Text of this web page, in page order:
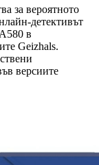
за вероятното
детективът
в
Geizhals.
версиите